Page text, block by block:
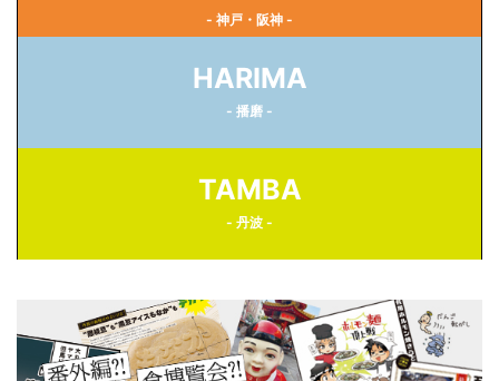
- 神戸・阪神 -
HARIMA
- 播磨 -
TAMBA
- 丹波 -